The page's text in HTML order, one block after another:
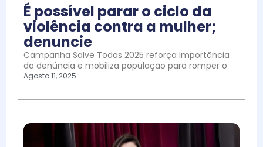
É possível parar o ciclo da
violência contra a mulher;
denuncie
Campanha Salve Todas 2025 reforça importância
da denúncia e mobiliza população para romper o
Agosto 11, 2025